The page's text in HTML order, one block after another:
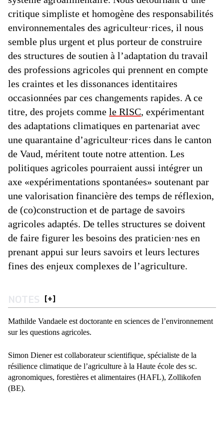
critique simpliste et homogène des responsabilités
environnementales des agriculteur·rices, il nous
semble plus urgent et plus porteur de construire
des structures de soutien à l’adaptation du travail
des professions agricoles qui prennent en compte
les craintes et les dissonances identitaires
occasionnées par ces changements rapides. A ce
titre, des projets comme le RISC, expérimentant
des adaptations climatiques en partenariat avec
une quarantaine d’agriculteur·rices dans le canton
de Vaud, méritent toute notre attention. Les
politiques agricoles pourraient aussi intégrer un
axe «expérimentations spontanées» soutenant par
une valorisation financière des temps de réflexion,
de (co)construction et de partage de savoirs
agricoles adaptés. De telles structures se doivent
de faire figurer les besoins des praticien·nes en
prenant appui sur leurs savoirs et leurs lectures
fines des enjeux complexes de l’agriculture.
NOTES [+]
Mathilde Vandaele est doctorante en sciences de l’environnement
sur les questions agricoles.
Simon Diener est collaborateur scientifique, spécialiste de la
résilience climatique de l’agriculture à la Haute école des sc.
agronomiques, forestières et alimentaires (HAFL), Zollikofen
(BE).